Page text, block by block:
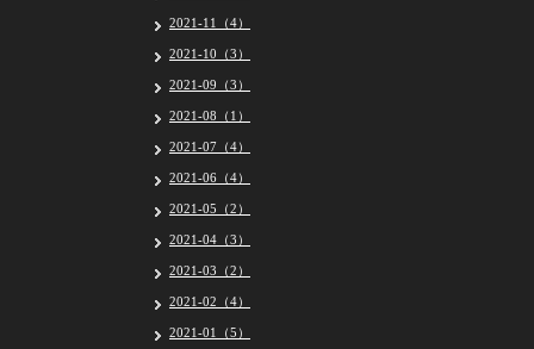
2021-11（4）
2021-10（3）
2021-09（3）
2021-08（1）
2021-07（4）
2021-06（4）
2021-05（2）
2021-04（3）
2021-03（2）
2021-02（4）
2021-01（5）